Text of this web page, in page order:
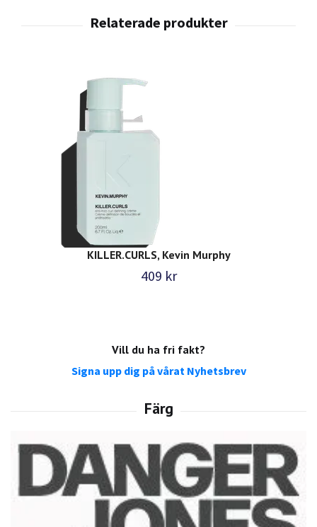
Vill du ha fri fakt?
Signa upp dig på vårat Nyhetsbrev
KILLER.CURLS, Kevin Murphy
409 kr